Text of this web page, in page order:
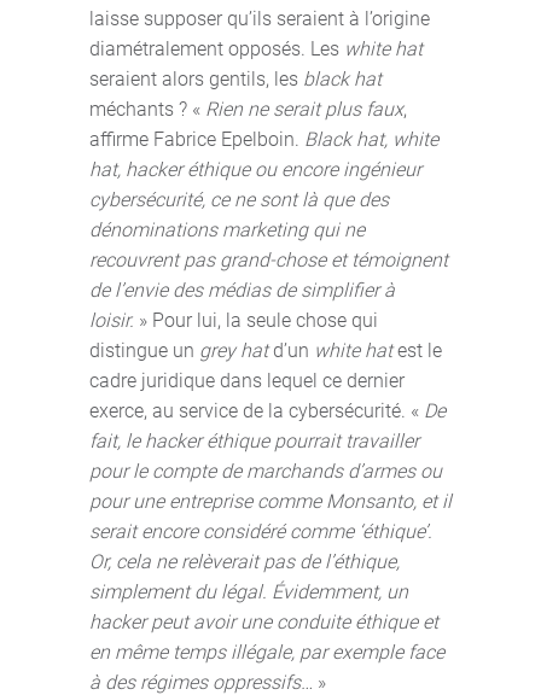
laisse supposer qu’ils seraient à l’origine
diamétralement opposés. Les white hat
seraient alors gentils, les black hat
méchants ? « Rien ne serait plus faux,
affirme Fabrice Epelboin. Black hat, white
hat, hacker éthique ou encore ingénieur
cybersécurité, ce ne sont là que des
dénominations marketing qui ne
recouvrent pas grand-chose et témoignent
de l’envie des médias de simplifier à
loisir. » Pour lui, la seule chose qui
distingue un grey hatd’un white hatest le
cadre juridique dans lequel ce dernier
exerce, au service de la cybersécurité. « De
fait, le hacker éthique pourrait travailler
pour le compte de marchands d’armes ou
pour une entreprise comme Monsanto, et il
serait encore considéré comme ‘éthique’.
Or, cela ne relèverait pas de l’éthique,
simplement du légal. Évidemment, un
hacker peut avoir une conduite éthique et
en même temps illégale, par exemple face
à des régimes oppressifs… »